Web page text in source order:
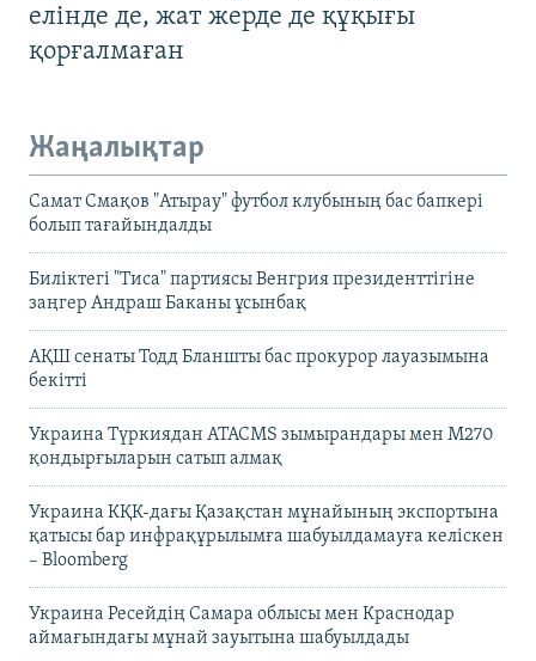
елінде де, жат жерде де құқығы
қорғалмаған
Жаңалықтар
Самат Смақов "Атырау" футбол клубының бас бапкері
болып тағайындалды
Биліктегі "Тиса" партиясы Венгрия президенттігіне
заңгер Андраш Баканы ұсынбақ
АҚШ сенаты Тодд Бланшты бас прокурор лауазымына
бекітті
Украина Түркиядан ATACMS зымырандары мен M270
қондырғыларын сатып алмақ
Украина КҚК-дағы Қазақстан мұнайының экспортына
қатысы бар инфрақұрылымға шабуылдамауға келіскен
– Bloomberg
Украина Ресейдің Самара облысы мен Краснодар
аймағындағы мұнай зауытына шабуылдады